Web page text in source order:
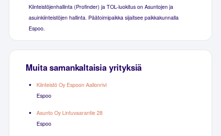
Kiinteistöjenhallinta (Profinder) ja TOL-luokitus on Asuntojen ja
asuinkiinteistöjen hallinta. Päätoimipaikka sijaitsee paikkakunnalla
Espoo.
Muita samankaltaisia yrityksiä
Kiinteistö Oy Espoon Aallonrivi
Espoo
Asunto Oy Lintuvaarantie 28
Espoo